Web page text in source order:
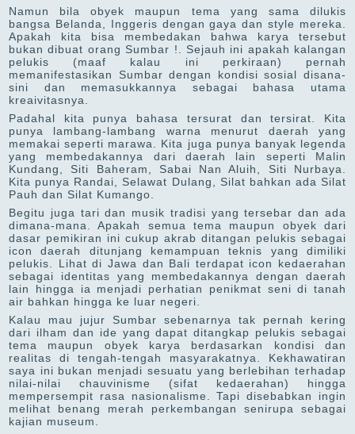
Namun bila obyek maupun tema yang sama dilukis
bangsa Belanda, Inggeris dengan gaya dan style mereka.
Apakah kita bisa membedakan bahwa karya tersebut
bukan dibuat orang Sumbar !. Sejauh ini apakah kalangan
pelukis (maaf kalau ini perkiraan) pernah
memanifestasikan Sumbar dengan kondisi sosial disana-
sini dan memasukkannya sebagai bahasa utama
kreaivitasnya.
Padahal kita punya bahasa tersurat dan tersirat. Kita
punya lambang-lambang warna menurut daerah yang
memakai seperti marawa. Kita juga punya banyak legenda
yang membedakannya dari daerah lain seperti Malin
Kundang, Siti Baheram, Sabai Nan Aluih, Siti Nurbaya.
Kita punya Randai, Selawat Dulang, Silat bahkan ada Silat
Pauh dan Silat Kumango.
Begitu juga tari dan musik tradisi yang tersebar dan ada
dimana-mana. Apakah semua tema maupun obyek dari
dasar pemikiran ini cukup akrab ditangan pelukis sebagai
icon daerah ditunjang kemampuan teknis yang dimiliki
pelukis. Lihat di Jawa dan Bali terdapat icon kedaerahan
sebagai identitas yang membedakannya dengan daerah
lain hingga ia menjadi perhatian penikmat seni di tanah
air bahkan hingga ke luar negeri.
Kalau mau jujur Sumbar sebenarnya tak pernah kering
dari ilham dan ide yang dapat ditangkap pelukis sebagai
tema maupun obyek karya berdasarkan kondisi dan
realitas di tengah-tengah masyarakatnya. Kekhawatiran
saya ini bukan menjadi sesuatu yang berlebihan terhadap
nilai-nilai chauvinisme (sifat kedaerahan) hingga
mempersempit rasa nasionalisme. Tapi disebabkan ingin
melihat benang merah perkembangan senirupa sebagai
kajian museum.